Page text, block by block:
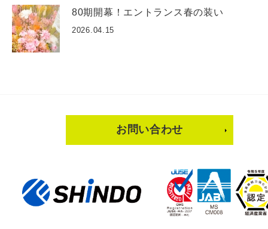
80期開幕！エントランス春の装い
2026.04.15
お問い合わせ